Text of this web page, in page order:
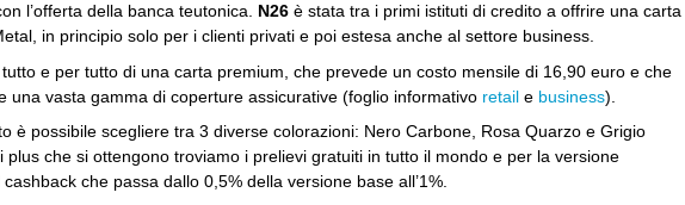
l’offerta della banca teutonica. N26 è stata tra i primi istituti di credito a offrire una carta
in principio solo per i clienti privati e poi estesa anche al settore business.
e per tutto di una carta premium, che prevede un costo mensile di 16,90 euro e che
una vasta gamma di coperture assicurative (foglio informativo retail e business).
è possibile scegliere tra 3 diverse colorazioni: Nero Carbone, Rosa Quarzo e Grigio
plus che si ottengono troviamo i prelievi gratuiti in tutto il mondo e per la versione
che passa dallo 0,5% della versione base all’1%.